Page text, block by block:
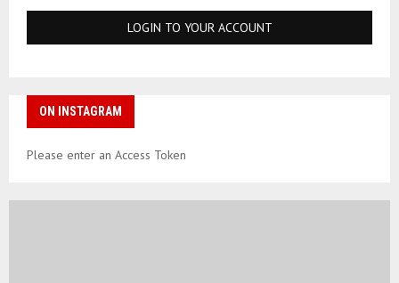
ON INSTAGRAM
Please enter an Access Token